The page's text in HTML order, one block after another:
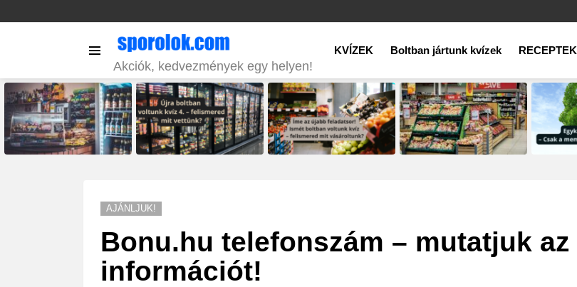
Akciók, kedvezmények egy helyen!
KVÍZEK Boltban jártunk kvízek RECEPTEK
STORIES
AJÁNLJUK!
Bonu.hu telefonszám – mutatjuk az
információt!